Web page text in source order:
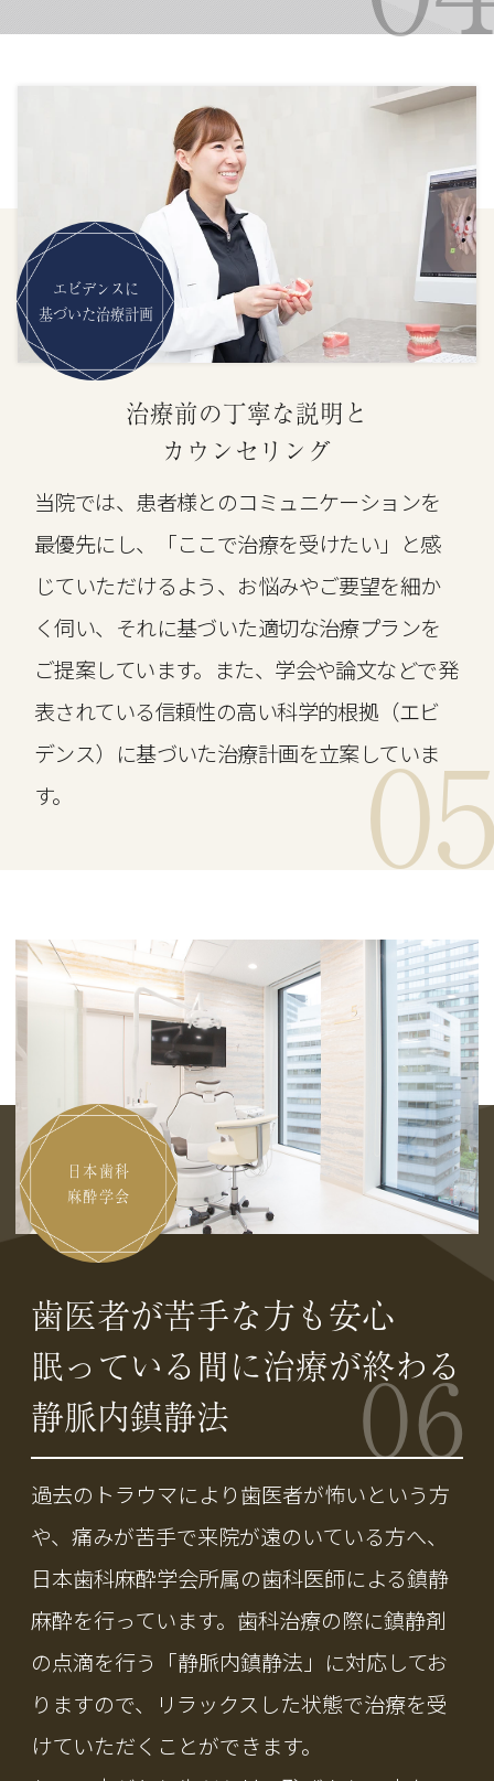
エビデンスに
基づいた治療計画
治療前の丁寧な説明と
カウンセリング
当院では、患者様とのコミュニケーションを
最優先にし、「ここで治療を受けたい」と感
じていただけるよう、お悩みやご要望を細か
く伺い、それに基づいた適切な治療プランを
ご提案しています。また、学会や論文などで発
表されている信頼性の高い科学的根拠（エビ
デンス）に基づいた治療計画を立案していま
す。
歯医者が苦手な方も安心
眠っている間に治療が終わる
静脈内鎮静法
06
過去のトラウマにより歯医者が怖いという方
や、痛みが苦手で来院が遠のいている方へ、
日本歯科麻酔学会所属の歯科医師による鎮静
麻酔を行っています。歯科治療の際に鎮静剤
の点滴を行う「静脈内鎮静法」に対応してお
りますので、リラックスした状態で治療を受
けていただくことができます。
日本歯科
麻酔学会